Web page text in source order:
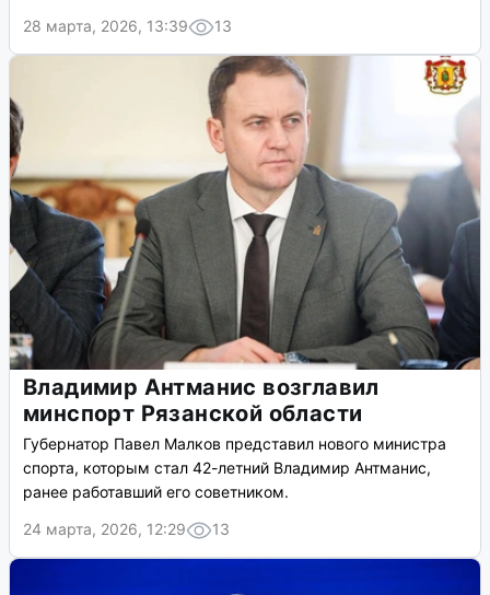
28 марта, 2026, 13:39
13
Владимир Антманис возглавил
минспорт Рязанской области
Губернатор Павел Малков представил нового министра
спорта, которым стал 42-летний Владимир Антманис,
ранее работавший его советником.
24 марта, 2026, 12:29
13